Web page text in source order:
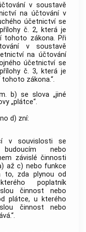
v soustavě
na účtování v
účetnictví se
č. 2, která je
tohoto zákona. Při
v soustavě
na účtování
účetnictví se
č. 3, která je
zákona.“.
b) se slova „jiné
„plátce“.
d) zní:
v souvislosti se
budoucím nebo
závislé činnosti
až c) nebo funkce
to, zda plynou od
poplatník
činnost nebo
plátce, u kterého
činnost nebo